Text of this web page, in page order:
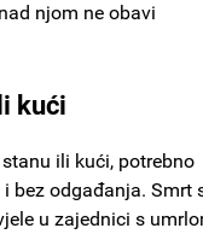
njom ne obavi
kući
ili kući, potrebno
bez odgađanja. Smrt
u zajednici s